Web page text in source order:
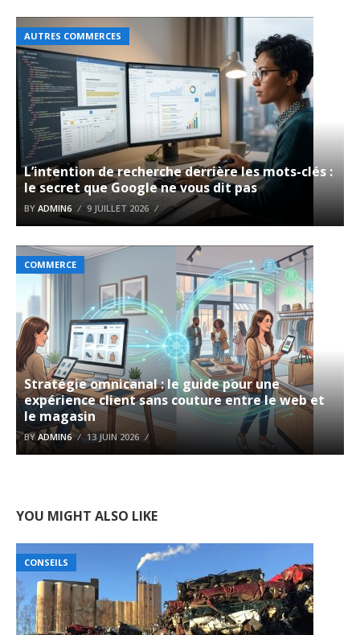
AUTRES COMMERCES
L’intention de recherche derrière les mots-clés :
le secret que Google ne vous dit pas
BY ADMIN6 9 JUILLET 2026
COMMERCE
Stratégie omnicanal : le guide pour une
expérience client sans couture entre le web et
le magasin
BY ADMIN6 13 JUIN 2026
YOU MIGHT ALSO LIKE
CONSEILS